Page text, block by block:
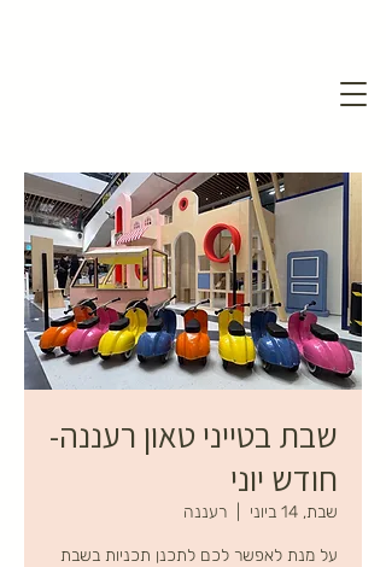
שבת בטייני טאון רעננה-
חודש יוני
שבת, 14 ביוני רעננה
על מנת לאפשר לכם לתכנן תכניות בשבת